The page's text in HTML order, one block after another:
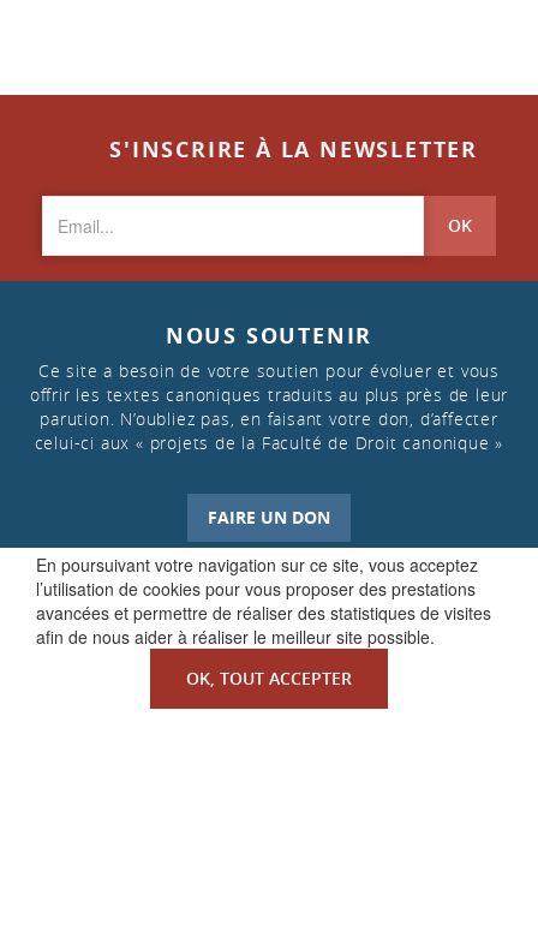
En poursuivant votre navigation sur ce site, vous acceptez
l’utilisation de cookies pour vous proposer des prestations
avancées et permettre de réaliser des statistiques de visites
afin de nous aider à réaliser le meilleur site possible.
OK, TOUT ACCEPTER
S'INSCRIRE À LA NEWSLETTER
OK
NOUS SOUTENIR
Ce site a besoin de votre soutien pour évoluer et vous
offrir les textes canoniques traduits au plus près de leur
parution. N’oubliez pas, en faisant votre don, d’affecter
celui-ci aux « projets de la Faculté de Droit canonique »
FAIRE UN DON